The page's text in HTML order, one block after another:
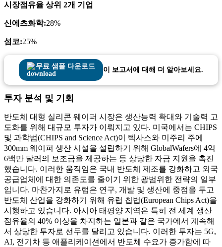
시장점유율 상위 2개 기업
신에츠화학:28%
섬코:25%
무료 샘플 다운로드 이 보고서에 대해 더 알아보세요.
투자 분석 및 기회
반도체 대형 실리콘 웨이퍼 시장은 생산능력 확대와 기술력 고
도화를 위해 대규모 투자가 이뤄지고 있다. 미국에서는 CHIPS
및 과학법(CHIPS and Science Act)이 텍사스와 미주리 주에
300mm 웨이퍼 생산 시설을 설립하기 위해 GlobalWafers에 4억
6백만 달러의 보조금을 제공하는 등 상당한 자금 지원을 촉진
했습니다. 이러한 움직임은 국내 반도체 제조를 강화하고 외국
공급업체에 대한 의존도를 줄이기 위한 광범위한 전략의 일부
입니다. 마찬가지로 유럽은 연구, 개발 및 생산에 중점을 두고
반도체 산업을 강화하기 위해 유럽 칩법(European Chips Act)을
시행하고 있습니다. 아시아 태평양 지역은 특히 전 세계 생산
점유율의 40% 이상을 차지하는 일본과 같은 국가에서 계속해
서 상당한 투자로 선두를 달리고 있습니다. 이러한 투자는 5G,
AI, 전기차 등 애플리케이션에서 반도체 수요가 증가함에 따